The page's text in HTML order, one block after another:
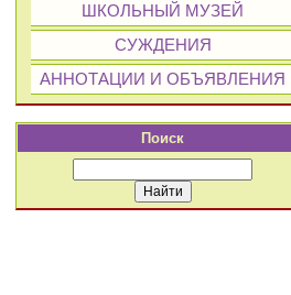
ШКОЛЬНЫЙ МУЗЕЙ
СУЖДЕНИЯ
АННОТАЦИИ И ОБЪЯВЛЕНИЯ
Поиск